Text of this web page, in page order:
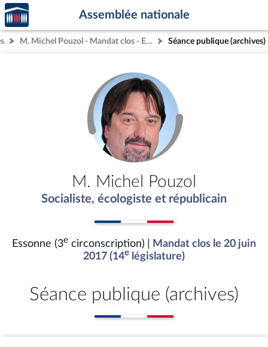
Aller au contenu
Aller en bas de la page
Accèder
à la
page
d'accueil
Assemblée nationale
M. Michel Pouzol - Mandat clos - Essonne (3e circonscription) Séance publique (archives)
M. Michel Pouzol
Socialiste, écologiste et républicain
Essonne (3e circonscription)
| Mandat clos le 20 juin
2017 (14e législature)
Séance publique (archives)